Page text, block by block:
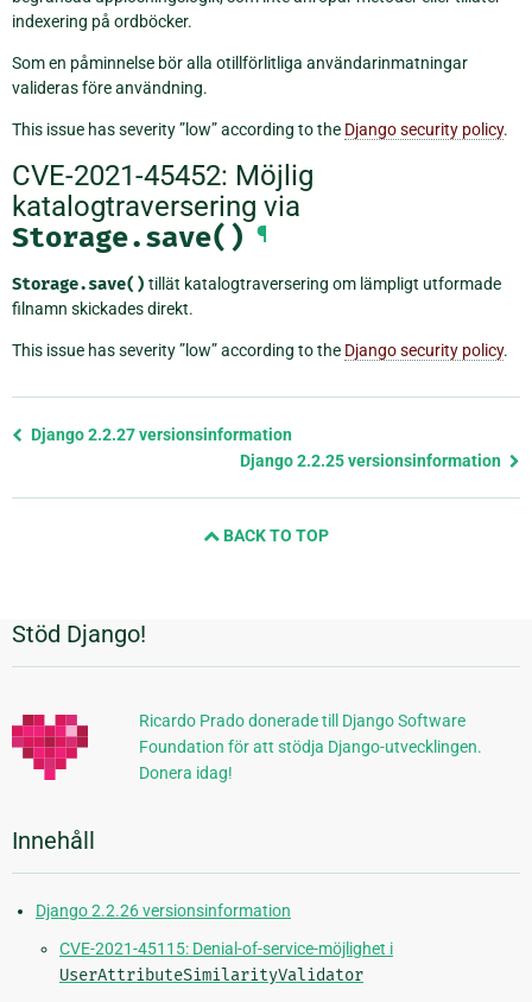
indexering på ordböcker.
Som en påminnelse bör alla otillförlitliga användarinmatningar
valideras före användning.
This issue has severity ”low” according to the Django security policy.
CVE-2021-45452: Möjlig
katalogtraversering via
Storage.save() ¶
Storage.save() tillät katalogtraversering om lämpligt utformade
filnamn skickades direkt.
This issue has severity ”low” according to the Django security policy.
Föregående
Django 2.2.27 versionsinformation
Django 2.2.25 versionsinformation
BACK TO TOP
Ytterligare
information
Stöd Django!
Ricardo Prado donerade till Django Software
Foundation för att stödja Django-utvecklingen.
Donera idag!
Innehåll
Django 2.2.26 versionsinformation
CVE-2021-45115: Denial-of-service-möjlighet i
UserAttributeSimilarityValidator